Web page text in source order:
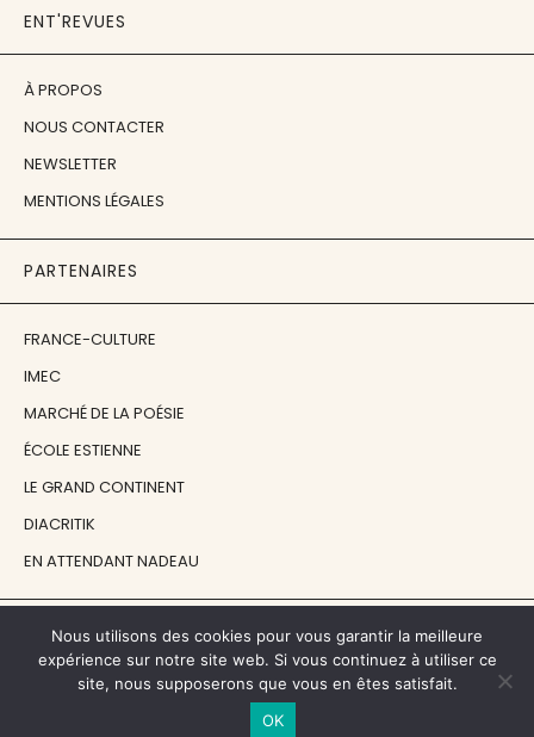
ENT'REVUES
À PROPOS
NOUS CONTACTER
NEWSLETTER
MENTIONS LÉGALES
PARTENAIRES
FRANCE-CULTURE
IMEC
MARCHÉ DE LA POÉSIE
ÉCOLE ESTIENNE
LE GRAND CONTINENT
DIACRITIK
EN ATTENDANT NADEAU
NOS SOUTIENS
CENTRE NATIONAL DU LIVRE
Nous utilisons des cookies pour vous garantir la meilleure
expérience sur notre site web. Si vous continuez à utiliser ce
site, nous supposerons que vous en êtes satisfait.
OK